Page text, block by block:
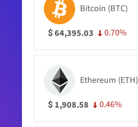
Bitcoin (BTC)
$64,395.03 0.70%
Ethereum (ETH)
$ 1,908.58 0.46%